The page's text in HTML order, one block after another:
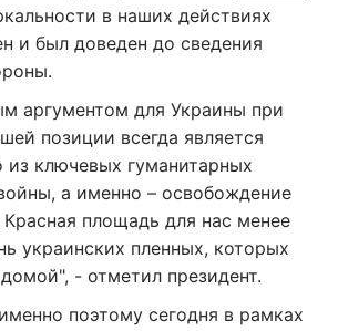
в наших действиях
и был доведен до сведения
аргументом для Украины при
позиции всегда является
из ключевых гуманитарных
а именно – освобождение
Красная площадь для нас менее
украинских пленных, которых
- отметил президент.
поэтому сегодня в рамках